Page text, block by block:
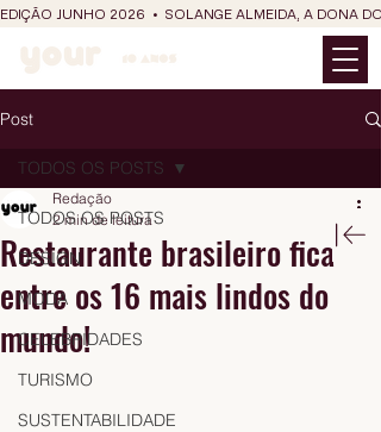
EDIÇÃO JUNHO 2026  •  SOLANGE ALMEIDA, A DONA
Post
TODOS OS POSTS
DESIGN
MODA
CELEBRIDADES
TURISMO
SUSTENTABILIDADE
TODOS OS POSTS
Restaurante brasileiro fica
entre os 16 mais lindos do
mundo!
Redação
2 min de leitura